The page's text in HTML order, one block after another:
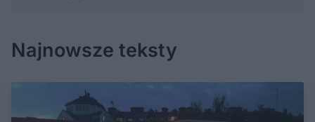
Najnowsze teksty